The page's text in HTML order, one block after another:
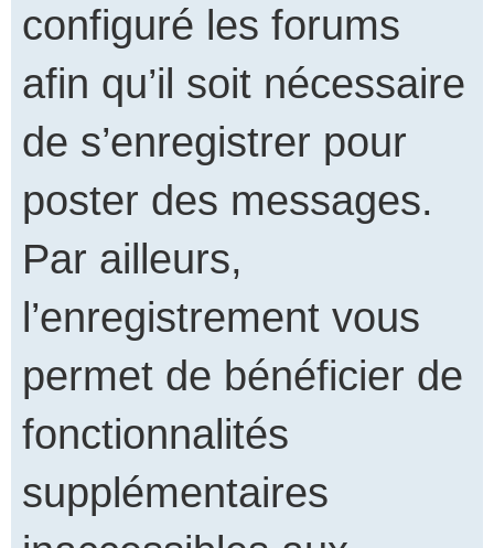
configuré les forums
afin qu’il soit nécessaire
de s’enregistrer pour
poster des messages.
Par ailleurs,
l’enregistrement vous
permet de bénéficier de
fonctionnalités
supplémentaires